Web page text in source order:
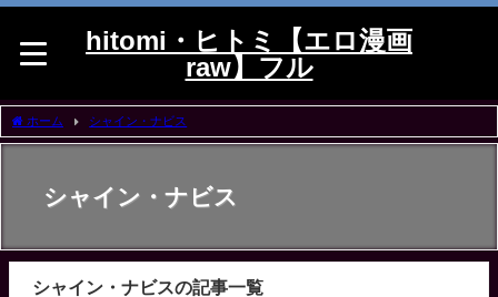
hitomi・ヒトミ【エロ漫画
raw】フル
ホーム シャイン・ナビス
シャイン・ナビス
シャイン・ナビスの記事一覧